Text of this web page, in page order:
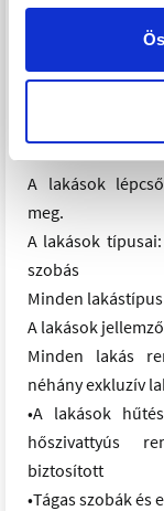
A lakások és az
keresztül
cserjékkel
A lakások
meg.
A lakások
szobás
Minden
A lakások
Minden lakás
néhány exkluzív
•A lakások
hőszivattyús
biztosított
•Tágas szobák